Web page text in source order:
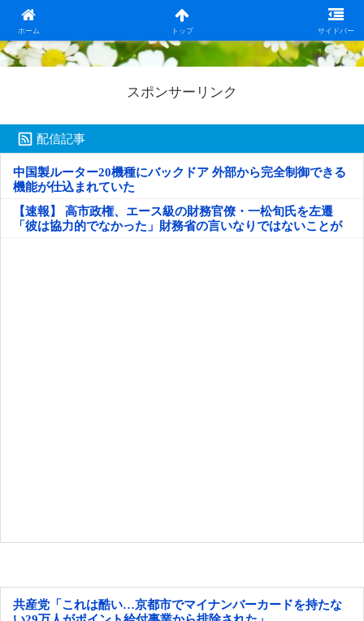
ホーム トップ サイドバー
日本第一！ニュース録
スポンサーリンク
配信記事
中国製ルーター20機種にバックドア 外部から完全制御できる
機能が仕込まれていた
【速報】 高市政権、エース級の財務官僚・一松旬氏を左遷
「彼は協力的でなかった」財務省の言いなりではないことが
判明
共産党「これは酷い…京都市でマイナンバーカードを持たな